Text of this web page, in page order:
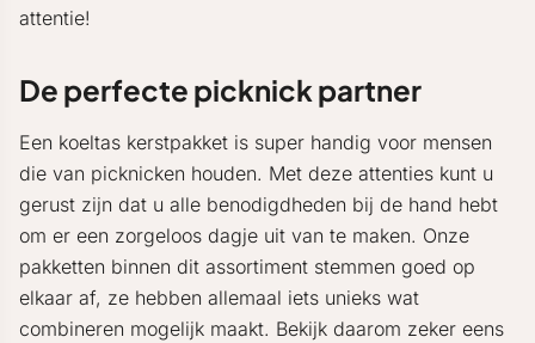
attentie!
De perfecte picknick partner
Een koeltas kerstpakket is super handig voor mensen
die van picknicken houden. Met deze attenties kunt u
gerust zijn dat u alle benodigdheden bij de hand hebt
om er een zorgeloos dagje uit van te maken. Onze
pakketten binnen dit assortiment stemmen goed op
elkaar af, ze hebben allemaal iets unieks wat
combineren mogelijk maakt. Bekijk daarom zeker eens